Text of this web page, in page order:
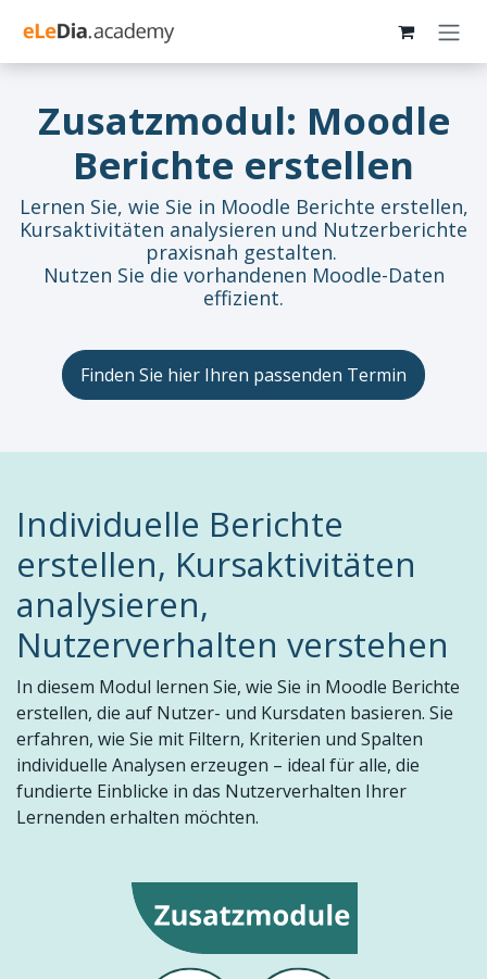
Zusatzmodul: Moodle
Berichte erstellen
Lernen Sie, wie Sie in Moodle Berichte erstellen,
Kursaktivitäten analysieren und Nutzerberichte
praxisnah gestalten.
Nutzen Sie die vorhandenen Moodle-Daten
effizient.
Finden Sie hier Ihren passenden Termin
Individuelle Berichte
erstellen, Kursaktivitäten
analysieren,
Nutzerverhalten verstehen
In diesem Modul lernen Sie, wie Sie in Moodle Berichte
erstellen, die auf Nutzer- und Kursdaten basieren. Sie
erfahren, wie Sie mit Filtern, Kriterien und Spalten
individuelle Analysen erzeugen – ideal für alle, die
fundierte Einblicke in das Nutzerverhalten Ihrer
Lernenden erhalten möchten.